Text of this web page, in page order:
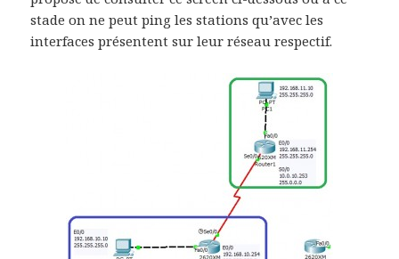
stade on ne peut ping les stations qu’avec les
interfaces présentent sur leur réseau respectif.